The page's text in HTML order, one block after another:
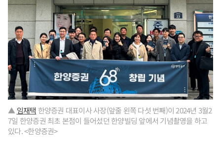
▲ 임재택 한양증권 대표이사 사장(앞줄 왼쪽 다섯 번째)이 2024년 3월2
7일 한양증권 최초 본점이 들어섰던 한양빌딩 앞에서 기념촬영을 하고
있다. <한양증권>